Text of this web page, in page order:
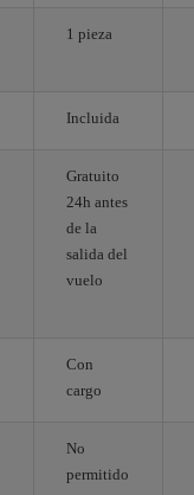
1 pieza
Incluida
Gratuito
24h antes
de la
salida del
vuelo
Con
cargo
No
permitido